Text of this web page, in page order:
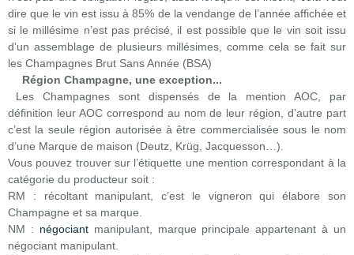
dire que le vin est issu à 85% de la vendange de l’année affichée et
si le millésime n’est pas précisé, il est possible que le vin soit issu
d’un assemblage de plusieurs millésimes, comme cela se fait sur
les Champagnes Brut Sans Année (BSA)
Région Champagne, une exception...
Les Champagnes sont dispensés de la mention AOC, par
définition leur AOC correspond au nom de leur région, d’autre part
c’est la seule région autorisée à être commercialisée sous le nom
d’une Marque de maison (Deutz, Krüg, Jacquesson…).
Vous pouvez trouver sur l’étiquette une mention correspondant à la
catégorie du producteur soit :
RM : récoltant manipulant, c’est le vigneron qui élabore son
Champagne et sa marque.
NM : négociantmanipulant, marque principale appartenant à un
négociant manipulant.